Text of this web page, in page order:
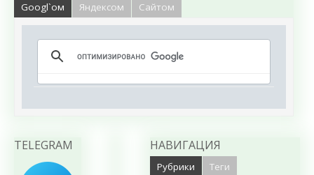
Googl`ом Яндексом Сайтом
TELEGRAM НАВИГАЦИЯ
Рубрики Теги